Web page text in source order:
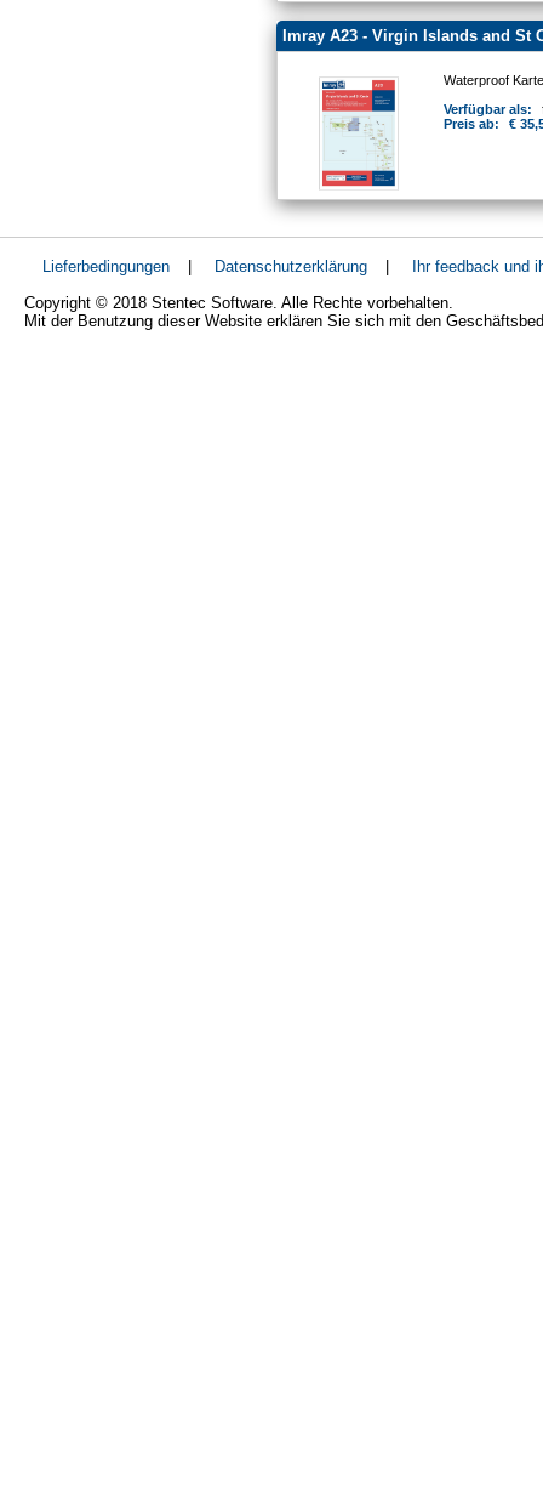
Imray A23 - Virgin Islands and St
Waterproof
Verfügbar als:
Preis ab:
€
Lieferbedingungen | Datenschutzerklärung |
Ihr feedback und
Copyright © 2018 Stentec Software. Alle Rechte vorbehalten.
Mit der Benutzung dieser Website erklären Sie sich mit den